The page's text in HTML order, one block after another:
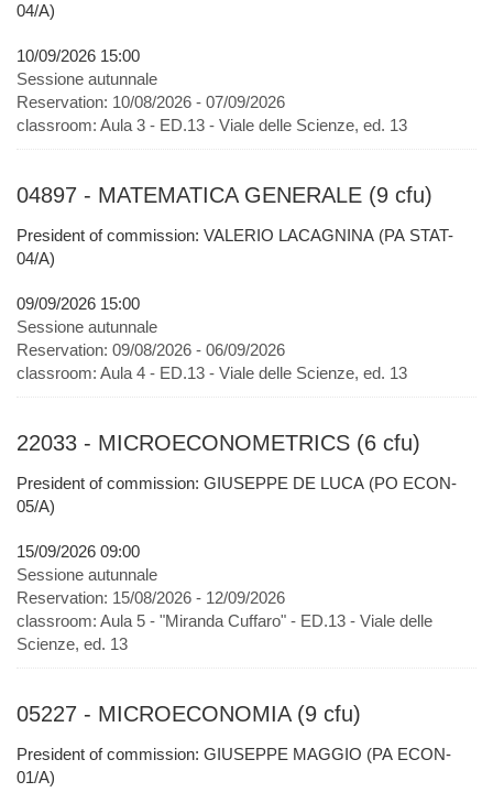
04/A)
10/09/2026 15:00
Sessione autunnale
Reservation: 10/08/2026 - 07/09/2026
classroom: Aula 3 - ED.13 - Viale delle Scienze, ed. 13
04897 - MATEMATICA GENERALE (9 cfu)
President of commission: VALERIO LACAGNINA (PA STAT-
04/A)
09/09/2026 15:00
Sessione autunnale
Reservation: 09/08/2026 - 06/09/2026
classroom: Aula 4 - ED.13 - Viale delle Scienze, ed. 13
22033 - MICROECONOMETRICS (6 cfu)
President of commission: GIUSEPPE DE LUCA (PO ECON-
05/A)
15/09/2026 09:00
Sessione autunnale
Reservation: 15/08/2026 - 12/09/2026
classroom: Aula 5 - "Miranda Cuffaro" - ED.13 - Viale delle
Scienze, ed. 13
05227 - MICROECONOMIA (9 cfu)
President of commission: GIUSEPPE MAGGIO (PA ECON-
01/A)